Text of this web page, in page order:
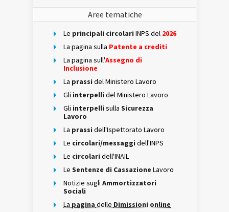
Aree tematiche
Le principali circolari INPS del 2026
La pagina sulla Patente a crediti
La pagina sull'Assegno di
Inclusione
La prassi del Ministero Lavoro
Gli interpelli del Ministero Lavoro
Gli interpelli sulla Sicurezza
Lavoro
La prassi dell'Ispettorato Lavoro
Le circolari/messaggi dell'INPS
Le circolari dell'INAIL
Le Sentenze di Cassazione Lavoro
Notizie sugli Ammortizzatori
Sociali
La pagina delle Dimissioni online